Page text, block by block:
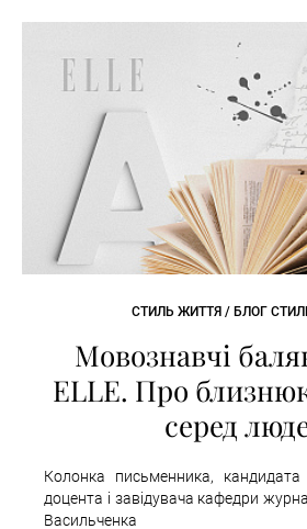
СТИЛЬ ЖИТТЯ / БЛОГ
Мовознавчі
ELLE. Про
серед
Колонка письменника, кандидата
доцента і завідувача кафедри
Васильченка